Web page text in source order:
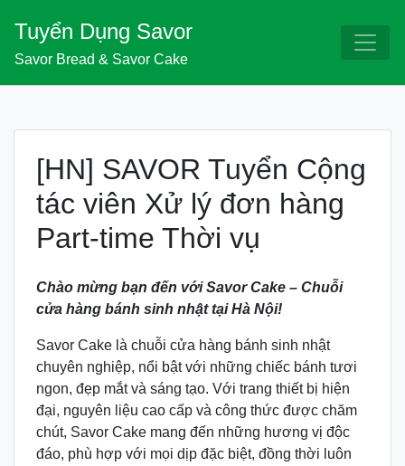
content
Tuyển Dụng Savor
Savor Bread & Savor Cake
[HN] SAVOR Tuyển Cộng
tác viên Xử lý đơn hàng
Part-time Thời vụ
Chào mừng bạn đến với Savor Cake – Chuỗi
cửa hàng bánh sinh nhật tại Hà Nội!
Savor Cake là chuỗi cửa hàng bánh sinh nhật
chuyên nghiệp, nổi bật với những chiếc bánh tươi
ngon, đẹp mắt và sáng tạo. Với trang thiết bị hiện
đại, nguyên liệu cao cấp và công thức được chăm
chút, Savor Cake mang đến những hương vị độc
đáo, phù hợp với mọi dịp đặc biệt, đồng thời luôn